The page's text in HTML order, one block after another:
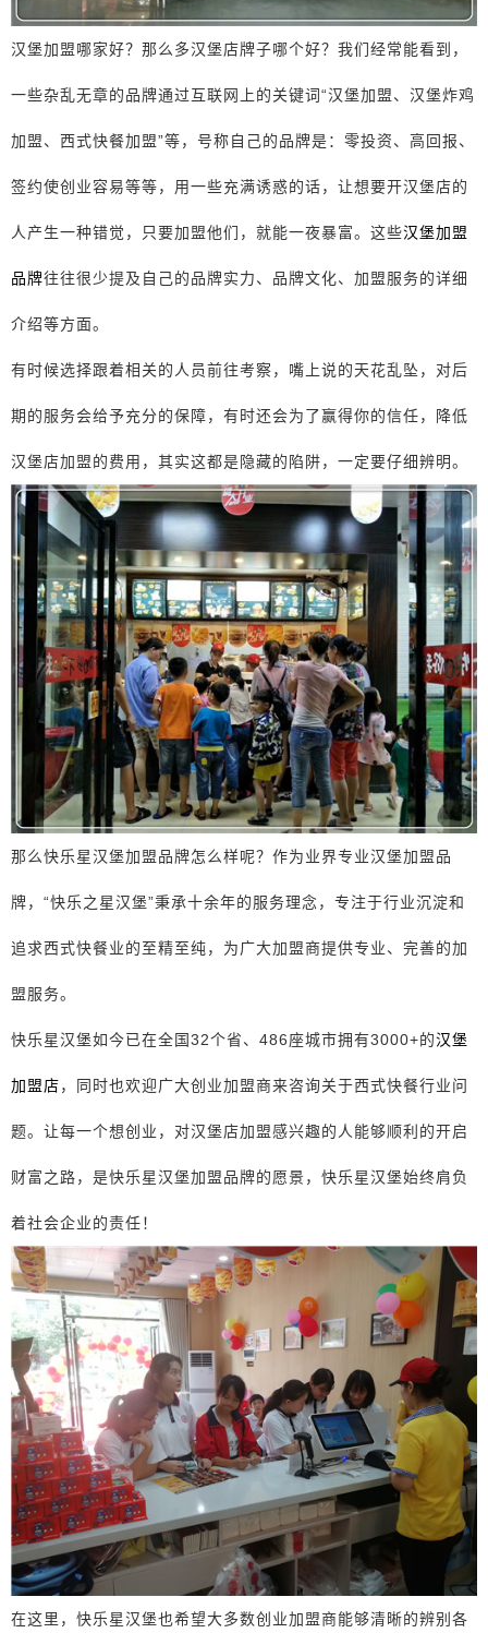
汉堡加盟哪家好？那么多汉堡店牌子哪个好？我们经常能看到，
一些杂乱无章的品牌通过互联网上的关键词“汉堡加盟、汉堡炸鸡
加盟、西式快餐加盟”等，号称自己的品牌是：零投资、高回报、
签约使创业容易等等，用一些充满诱惑的话，让想要开汉堡店的
人产生一种错觉，只要加盟他们，就能一夜暴富。这些汉堡加盟
品牌往往很少提及自己的品牌实力、品牌文化、加盟服务的详细
介绍等方面。
有时候选择跟着相关的人员前往考察，嘴上说的天花乱坠，对后
期的服务会给予充分的保障，有时还会为了赢得你的信任，降低
汉堡店加盟的费用，其实这都是隐藏的陷阱，一定要仔细辨明。
那么快乐星汉堡加盟品牌怎么样呢？作为业界专业汉堡加盟品
牌，“快乐之星汉堡”秉承十余年的服务理念，专注于行业沉淀和
追求西式快餐业的至精至纯，为广大加盟商提供专业、完善的加
盟服务。
快乐星汉堡如今已在全国32个省、486座城市拥有3000+的汉堡
加盟店，同时也欢迎广大创业加盟商来咨询关于西式快餐行业问
题。让每一个想创业，对汉堡店加盟感兴趣的人能够顺利的开启
财富之路，是快乐星汉堡加盟品牌的愿景，快乐星汉堡始终肩负
着社会企业的责任！
在这里，快乐星汉堡也希望大多数创业加盟商能够清晰的辨别各